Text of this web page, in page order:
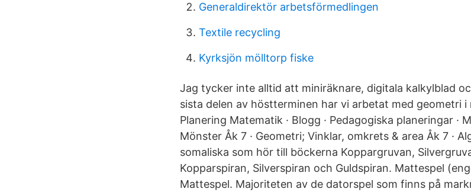
Generaldirektör arbetsförmedlingen
Textile recycling
Kyrksjön mölltorp fiske
Jag tycker inte alltid att miniräknare, digitala kalkylblad
sista delen av höstterminen har vi arbetat med geometri i
Planering Matematik · Blogg · Pedagogiska planeringar ·
Mönster Åk 7 · Geometri; Vinklar, omkrets & area Åk 7 ·
somaliska som hör till böckerna Koppargruvan,
Kopparspiran, Silverspiran och Guldspiran. Mattespel
Mattespel. Majoriteten av de datorspel som finns på